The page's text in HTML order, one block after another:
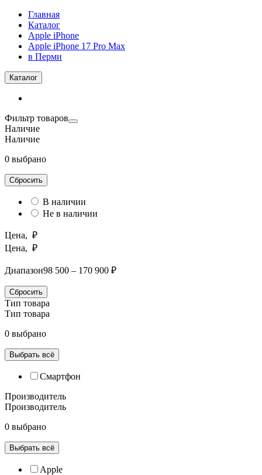
Главная
Каталог
Apple iPhone
Apple iPhone 17 Pro Max
в Перми
Каталог
Фильтр товаров
Наличие
Наличие
0 выбрано
Сбросить
В наличии
Не в наличии
Цена, ₽
Цена, ₽
Диапазон98 500 – 170 900 ₽
Сбросить
Тип товара
Тип товара
0 выбрано
Выбрать всё
Смартфон
Производитель
Производитель
0 выбрано
Выбрать всё
Apple